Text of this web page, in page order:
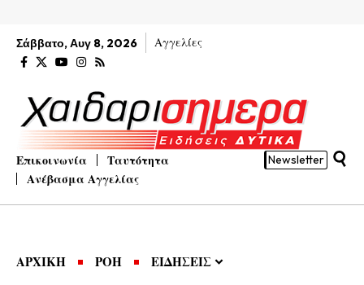
Σάββατο, Αυγ 8, 2026 Αγγελίες
Επικοινωνία
Ταυτότητα
Ανέβασμα Αγγελίας
Newsletter
ΑΡΧΙΚΗ ΡΟΗ ΕΙΔΗΣΕΙΣ